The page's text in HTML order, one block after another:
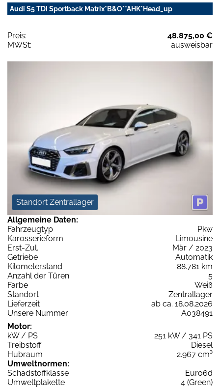
Audi S5 TDI Sportback Matrix*B&O**AHK*Head_up
Preis:
48.875,00 €
MWSt:
ausweisbar
Standort Zentrallager
Allgemeine Daten:
Fahrzeugtyp
Pkw
Karosserieform
Limousine
Erst-Zul.
Mär / 2023
Getriebe
Automatik
Kilometerstand
88.781 km
Anzahl der Türen
5
Farbe
Weiß
Standort
Zentrallager
Lieferzeit
ab ca. 18.08.2026
Unsere Nummer
A038491
Motor:
kW / PS
251 kW / 341 PS
Treibstoff
Diesel
Hubraum
2.967 cm³
Umweltnormen:
Schadstoffklasse
Euro6d
Umweltplakette
4 (Green)